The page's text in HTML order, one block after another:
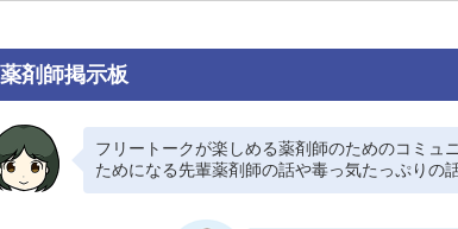
薬剤師掲示板
フリートークが楽しめる薬剤師のためのコミュニ
ためになる先輩薬剤師の話や毒っ気たっぷりの